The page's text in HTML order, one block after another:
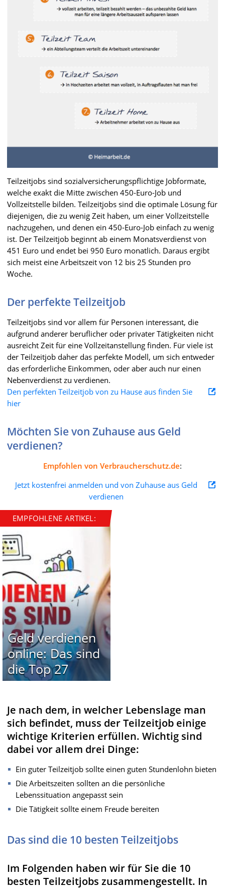
Teilzeitjobs sind sozialversicherungspflichtige Jobformate,
welche exakt die Mitte zwischen 450-Euro-Job und
Vollzeitstelle bilden. Teilzeitjobs sind die optimale Lösung für
diejenigen, die zu wenig Zeit haben, um einer Vollzeitstelle
nachzugehen, und denen ein 450-Euro-Job einfach zu wenig
ist. Der Teilzeitjob beginnt ab einem Monatsverdienst von
451 Euro und endet bei 950 Euro monatlich. Daraus ergibt
sich meist eine Arbeitszeit von 12 bis 25 Stunden pro
Woche.
Der perfekte Teilzeitjob
Teilzeitjobs sind vor allem für Personen interessant, die
aufgrund anderer beruflicher oder privater Tätigkeiten nicht
ausreicht Zeit für eine Vollzeitanstellung finden. Für viele ist
der Teilzeitjob daher das perfekte Modell, um sich entweder
das erforderliche Einkommen, oder aber auch nur einen
Nebenverdienst zu verdienen.
Den perfekten Teilzeitjob von zu Hause aus finden Sie
hier
Möchten Sie von Zuhause aus Geld
verdienen?
Empfohlen von Verbraucherschutz.de:
Jetzt kostenfrei anmelden und von Zuhause aus Geld
verdienen
EMPFOHLENE ARTIKEL:
Geld verdienen
online: Das sind
die Top 27
Je nach dem, in welcher Lebenslage man
sich befindet, muss der Teilzeitjob einige
wichtige Kriterien erfüllen. Wichtig sind
dabei vor allem drei Dinge:
Ein guter Teilzeitjob sollte einen guten Stundenlohn bieten
Die Arbeitszeiten sollten an die persönliche
Lebenssituation angepasst sein
Die Tätigkeit sollte einem Freude bereiten
Das sind die 10 besten Teilzeitjobs
Im Folgenden haben wir für Sie die 10
besten Teilzeitjobs zusammengestellt. In